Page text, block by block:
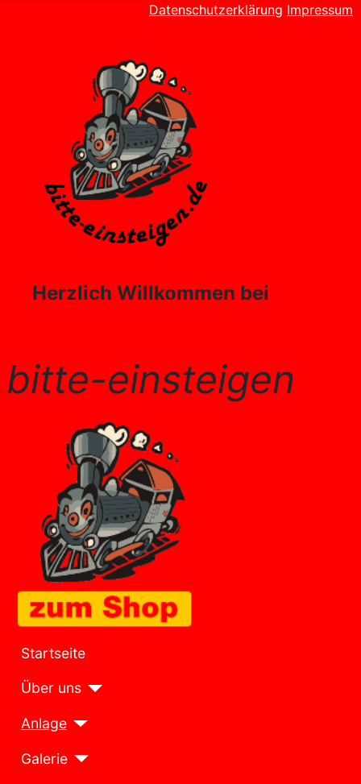
Datenschutzerklärung Impressum
Herzlich Willkommen bei
bitte-einsteigen
Startseite
Über uns
Anlage
Galerie